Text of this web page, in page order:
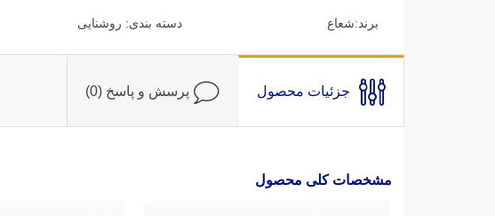
برند:شعاع دسته بندی: روشنایی
جزئیات محصول پرسش و پاسخ (0)
مشخصات کلی محصول